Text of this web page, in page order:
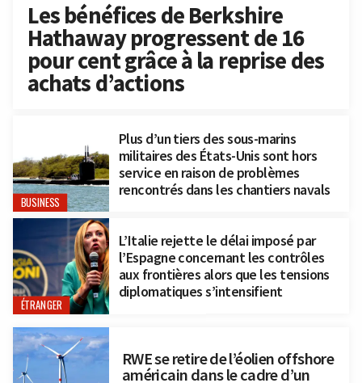
Les bénéfices de Berkshire
Hathaway progressent de 16
pour cent grâce à la reprise des
achats d’actions
BUSINESS
Plus d’un tiers des sous-marins
militaires des États-Unis sont hors
service en raison de problèmes
rencontrés dans les chantiers navals
ÉTRANGER
L’Italie rejette le délai imposé par
l’Espagne concernant les contrôles
aux frontières alors que les tensions
diplomatiques s’intensifient
RWE se retire de l’éolien offshore
américain dans le cadre d’un